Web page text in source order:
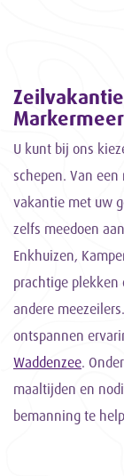
U kunt bij ons
schepen. Van
vakantie met uw
zelfs meedoen
Enkhuizen,
prachtige plekken
andere
ontspannen
Waddenzee.
maaltijden en
bemanning te